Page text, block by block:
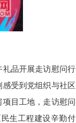
品开展走访慰问行
受到党组织与社区
目工地，走访慰问
生工程建设辛勤付